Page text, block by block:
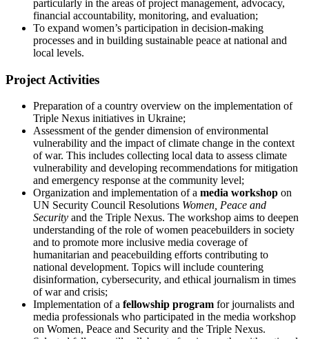
particularly in the areas of project management, advocacy,
financial accountability, monitoring, and evaluation;
To expand women’s participation in decision-making
processes and in building sustainable peace at national and
local levels.
Project Activities
Preparation of a country overview on the implementation of
Triple Nexus initiatives in Ukraine;
Assessment of the gender dimension of environmental
vulnerability and the impact of climate change in the context
of war. This includes collecting local data to assess climate
vulnerability and developing recommendations for mitigation
and emergency response at the community level;
Organization and implementation of a media workshop on
UN Security Council Resolutions Women, Peace and
Security and the Triple Nexus. The workshop aims to deepen
understanding of the role of women peacebuilders in society
and to promote more inclusive media coverage of
humanitarian and peacebuilding efforts contributing to
national development. Topics will include countering
disinformation, cybersecurity, and ethical journalism in times
of war and crisis;
Implementation of a fellowship program for journalists and
media professionals who participated in the media workshop
on Women, Peace and Security and the Triple Nexus.